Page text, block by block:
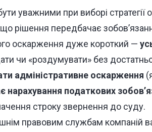
уважними при виборі
рішення передбачає
оскарження дуже короткий —
чи «роздумувати» без
адміністративне оскарження
нарахування податкових
строку звернення до суду.
правовим службам компаній